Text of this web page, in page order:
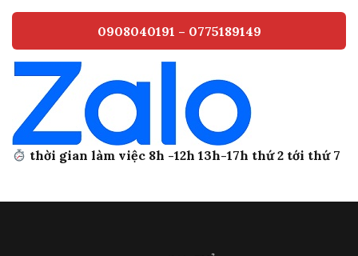
0908040191 – 0775189149
thời gian làm việc 8h -12h 13h-17h thứ 2 tới thứ 7